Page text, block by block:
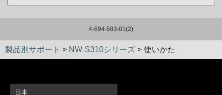
4-694-583-01(2)
製品別サポート > NW-S310シリーズ > 使いかた
日本